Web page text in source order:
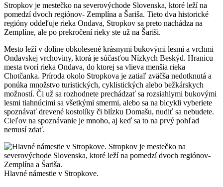
Stropkov je mestečko na severovýchode Slovenska, ktoré leží na
pomedzí dvoch regiónov- Zemplína a Šariša. Tieto dva historické
regióny oddeľuje rieka Ondava, Stropkov sa preto nachádza na
Zemplíne, ale po prekročení rieky ste už na Šariši.
Mesto leží v doline obkolesené krásnymi bukovými lesmi a vrchmi
Ondavskej vrchoviny, ktorá je súčasťou Nízkych Beskýd. Hranicu
mesta tvorí rieka Ondava, do ktorej sa vlieva menšia rieka
Chotčanka. Príroda okolo Stropkova je zatiaľ zväčša nedotknutá a
ponúka množstvo turistických, cyklistických alebo bežkárskych
možností. Či už sa rozhodnete prechádzať sa rozsiahlymi bukovými
lesmi tiahnúcimi sa všetkými smermi, alebo sa na bicykli vyberiete
spoznávať drevené kostolíky či blízku Domašu, nudiť sa nebudete.
Cieľov na spoznávanie je mnoho, aj keď sa to na prvý pohľad
nemusí zdať.
Hlavné námestie v Stropkove.